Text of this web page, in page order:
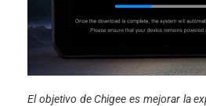
El objetivo de Chigee es mejorar la